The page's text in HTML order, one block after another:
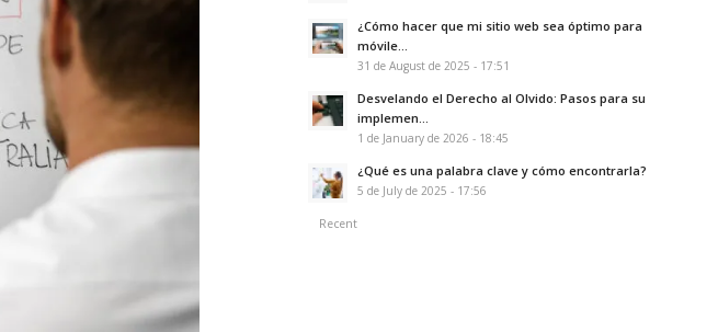
¿Cómo hacer que mi sitio web sea óptimo para
móvile...
31 de August de 2025 - 17:51
Desvelando el Derecho al Olvido: Pasos para su
implemen...
1 de January de 2026 - 18:45
¿Qué es una palabra clave y cómo encontrarla?
5 de July de 2025 - 17:56
Recent